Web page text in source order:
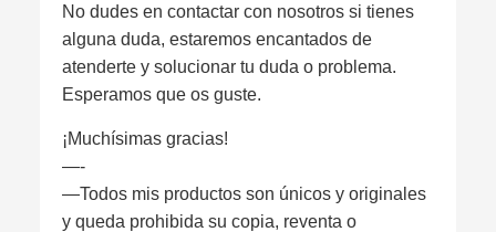
No dudes en contactar con nosotros si tienes
alguna duda, estaremos encantados de
atenderte y solucionar tu duda o problema.
Esperamos que os guste.
¡Muchísimas gracias!
—-
—Todos mis productos son únicos y originales
y queda prohibida su copia, reventa o